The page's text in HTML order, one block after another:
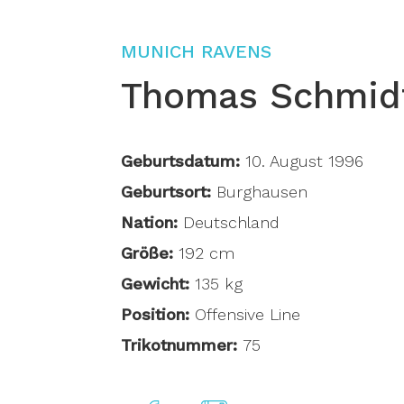
MUNICH RAVENS
Thomas
Geburtsdatum: 10. August 1996
Geburtsort: Burghausen
Nation: Deutschland
Größe: 192 cm
Gewicht: 135 kg
Position: Offensive Line
Trikotnummer: 75